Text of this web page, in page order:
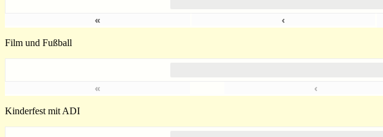
« ‹
Film und Fußball
« ‹
Kinderfest mit ADI